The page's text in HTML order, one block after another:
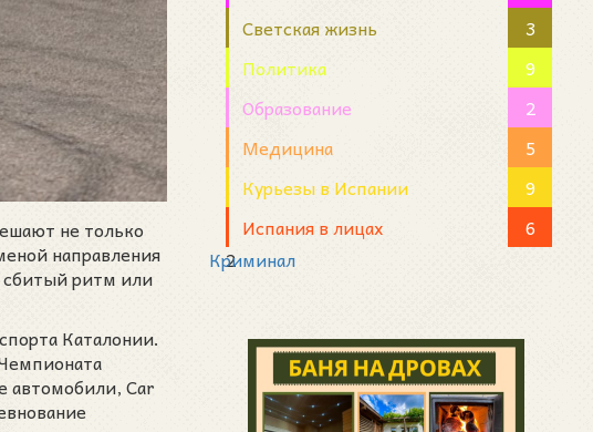
не только
направления
сбитый ритм или
Каталонии.
автомобили, Car
Светская жизнь
3
Политика
9
Образование
2
Медицина
5
Курьезы в Испании
9
Испания в лицах
6
Криминал
2